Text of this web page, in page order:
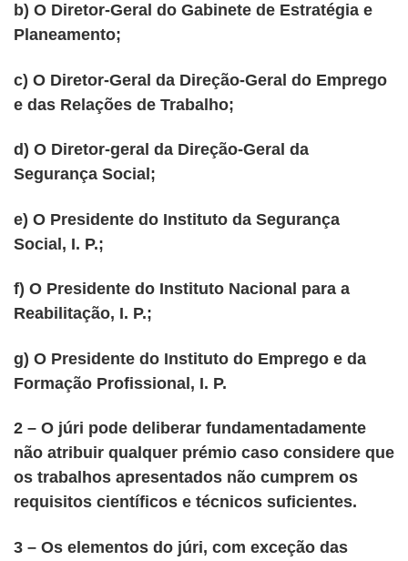
b) O Diretor-Geral do Gabinete de Estratégia e
Planeamento;
c) O Diretor-Geral da Direção-Geral do Emprego
e das Relações de Trabalho;
d) O Diretor-geral da Direção-Geral da
Segurança Social;
e) O Presidente do Instituto da Segurança
Social, I. P.;
f) O Presidente do Instituto Nacional para a
Reabilitação, I. P.;
g) O Presidente do Instituto do Emprego e da
Formação Profissional, I. P.
2 – O júri pode deliberar fundamentadamente
não atribuir qualquer prémio caso considere que
os trabalhos apresentados não cumprem os
requisitos científicos e técnicos suficientes.
3 – Os elementos do júri, com exceção das